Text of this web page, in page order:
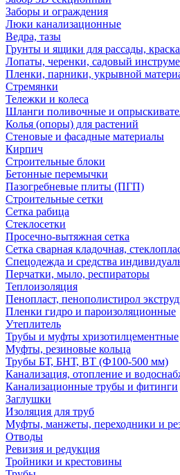
Заборы и ограждения
Люки канализационные
Ведра, тазы
Грунты и ящики для рассады, краска
Лопаты, черенки, садовый
Пленки, парники, укрывной
Стремянки
Тележки и колеса
Шланги поливочные и
Колья (опоры) для растений
Стеновые и фасадные материалы
Кирпич
Строительные блоки
Бетонные перемычки
Пазогребневые плиты (ПГП)
Строительные сетки
Сетка рабица
Стеклосетки
Просечно-вытяжная сетка
Сетка сварная кладочная,
Спецодежда и средства
Перчатки, мыло, респираторы
Теплоизоляция
Пенопласт, пенополистирол
Пленки гидро и пароизоляционные
Утеплитель
Трубы и муфты хризотилцементные
Муфты, резиновые кольца
Трубы БТ, БНТ, ВТ (Ф100-500 мм)
Канализация, отопление и
Канализационные трубы и фитинги
Заглушки
Изоляция для труб
Муфты, манжеты, переходники и
Отводы
Ревизия и редукция
Тройники и крестовины